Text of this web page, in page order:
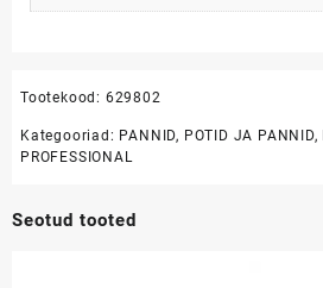
Tootekood: 629802
Kategooriad: PANNID, POTID JA PANNID,
PROFESSIONAL
Seotud tooted